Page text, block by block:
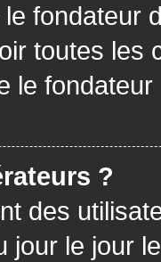
fondateur
toutes les
le
?
des
jour le jour